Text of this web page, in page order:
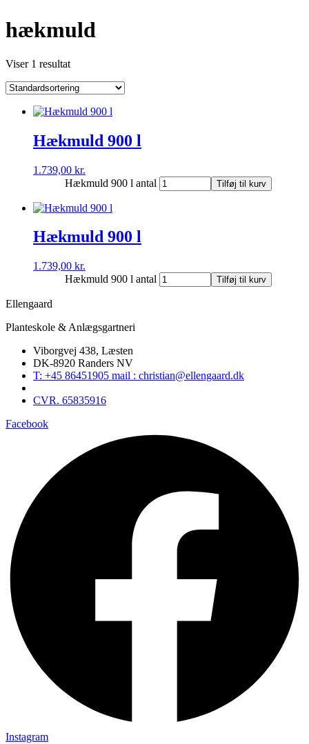
hækmuld
Viser 1 resultat
Hækmuld 900 l
1.739,00 kr.
Hækmuld 900 l antal
Tilføj til kurv
Hækmuld 900 l
1.739,00 kr.
Hækmuld 900 l antal
Tilføj til kurv
Ellengaard
Planteskole & Anlægsgartneri
Viborgvej 438, Læsten
DK-8920 Randers NV
T: +45 86451905 mail : christian@ellengaard.dk
CVR. 65835916
Facebook
Instagram